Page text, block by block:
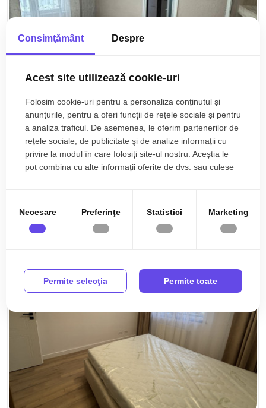
Apartament de inchiriat 2 camere balcon zona
Rahovei Sibiu
Consimţământ Despre
Acest site utilizează cookie-uri
Folosim cookie-uri pentru a personaliza conținutul și
anunțurile, pentru a oferi funcţii de rețele sociale și pentru
a analiza traficul. De asemenea, le oferim partenerilor de
rețele sociale, de publicitate şi de analize informații cu
privire la modul în care folosiți site-ul nostru. Aceștia le
pot combina cu alte informații oferite de dvs. sau culese
Necesare Preferinţe Statistici Marketing
Permite selecţia Permite toate